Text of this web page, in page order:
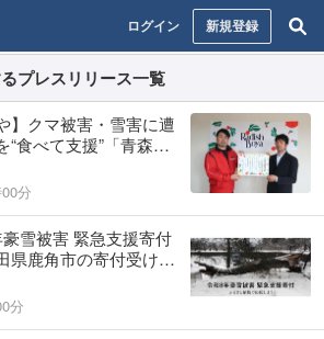
ログイン 新規登録
るプレスリリース一覧
】クマ被害・雪害に遭
“食べて支援”「青森り
継続支援のお知らせ
分
雪被害 緊急支援寄付
県鹿角市の寄付受け付
分